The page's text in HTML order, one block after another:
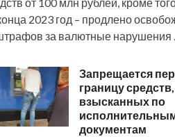
2023 год – продлено
за валютные нарушения
Запрещается
границу средств,
взысканных по
документам